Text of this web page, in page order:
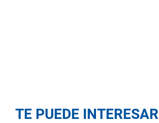
TE PUEDE INTERESAR